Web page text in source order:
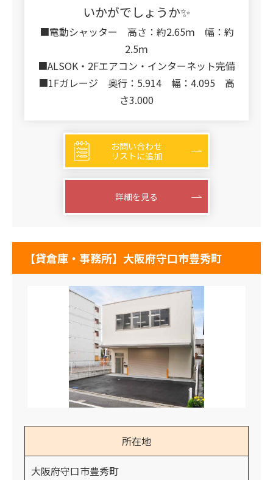
いかがでしょうか✨
■電動シャッター 高さ：約2.65ｍ 幅：約
2.5ｍ
■ALSOK・2Fエアコン・インターネット完備
■1Fガレージ 奥行：5.914 幅：4.095 高
さ3.000
お問い合わせ
リストに追加
詳細を見る
【貸倉庫・事務所】大阪府守口市豊秀町
所在地
大阪府守口市豊秀町